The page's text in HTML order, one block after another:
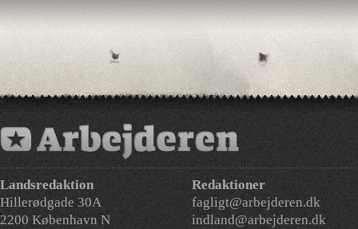
Landsredaktion
Hillerødgade 30A
2200 København N
Redaktioner
fagligt@arbejderen.dk
indland@arbejderen.dk